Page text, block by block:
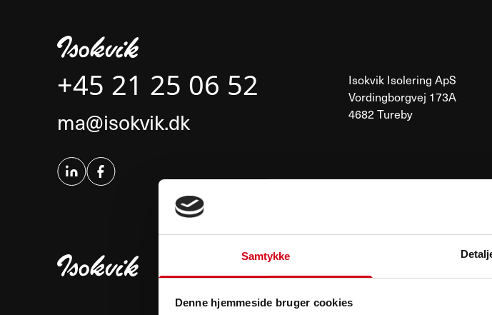
Samtykke
Denne hjemmeside bruger cookies
+45 21 25 06 52
ma@isokvik.dk
Isokvik Isolering ApS
Vordingborgvej 173A
4682 Tureby